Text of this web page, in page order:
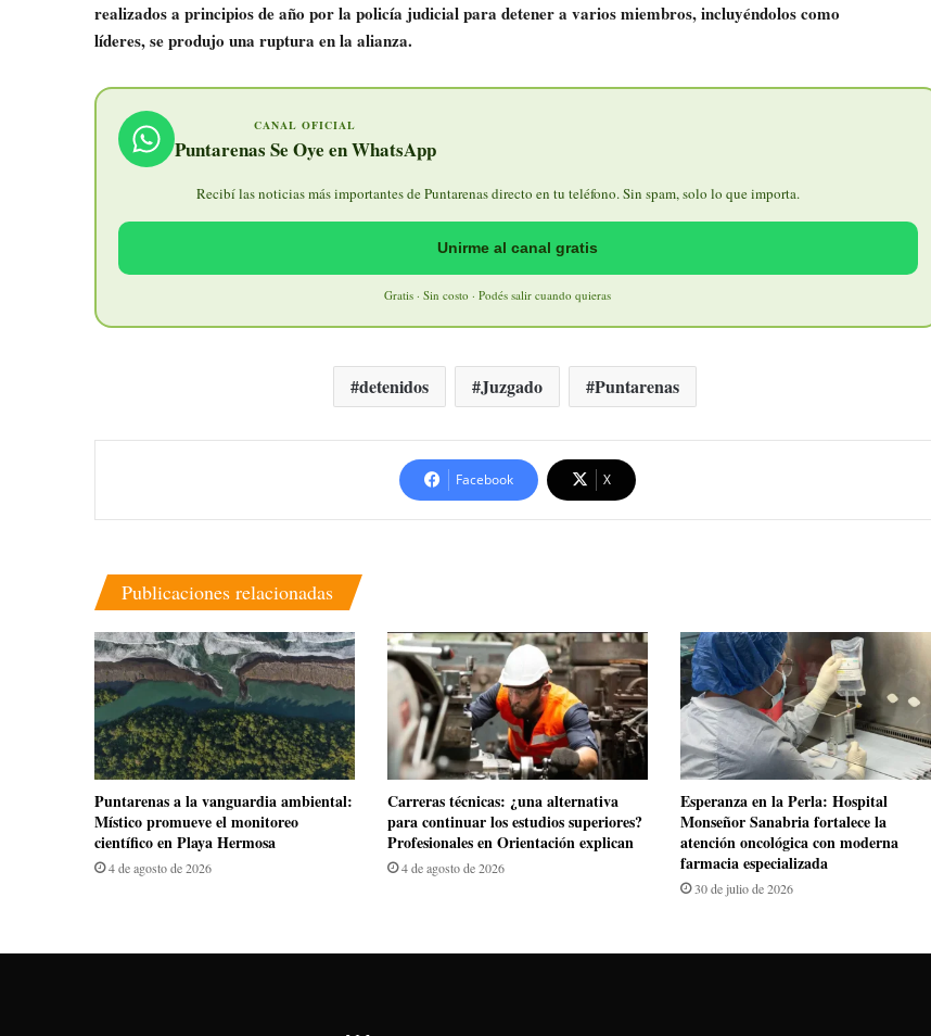
realizados a principios de año por la policía judicial para detener a varios miembros, incluyéndolos como
líderes, se produjo una ruptura en la alianza.
CANAL OFICIAL
Puntarenas Se Oye en WhatsApp
Recibí las noticias más importantes de Puntarenas directo en tu teléfono. Sin spam, solo lo que importa.
Unirme al canal gratis
Gratis · Sin costo · Podés salir cuando quieras
detenidos Juzgado Puntarenas
Facebook X
Publicaciones relacionadas
​Puntarenas a la vanguardia ambiental:
Místico promueve el monitoreo
científico en Playa Hermosa
4 de agosto de 2026
Carreras técnicas: ¿una alternativa
para continuar los estudios superiores?
Profesionales en Orientación explican
4 de agosto de 2026
​Esperanza en la Perla: Hospital
Monseñor Sanabria fortalece la
atención oncológica con moderna
farmacia especializada
30 de julio de 2026